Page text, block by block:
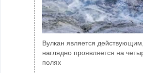
Вулкан является
наглядно проявляется на
полях